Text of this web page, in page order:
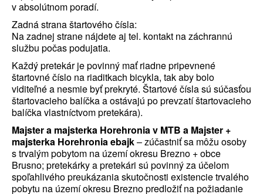
v absolútnom poradí.
Zadná strana štartového čísla:
Na zadnej strane nájdete aj tel. kontakt na záchrannú
službu počas podujatia.
Každý pretekár je povinný mať riadne pripevnené
štartovné číslo na riaditkach bicykla, tak aby bolo
viditeľné a nesmie byť prekryté. Štartové čísla sú súčasťou
štartovacieho balíčka a ostávajú po prevzatí štartovacieho
balíčka vlastníctvom pretekára).
Majster a majsterka Horehronia v MTB a Majster +
majsterka Horehronia ebajk– zúčastniť sa môžu osoby
s trvalým pobytom na území okresu Brezno + obce
Brusno; pretekárky a pretekári sú povinný za účelom
spoľahlivého preukázania skutočnosti existencie trvalého
pobytu na území okresu Brezno predložiť na požiadanie